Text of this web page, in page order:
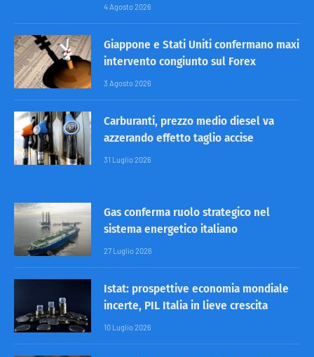
4 Agosto 2026
Giappone e Stati Uniti confermano maxi
intervento congiunto sul Forex
3 Agosto 2026
Carburanti, prezzo medio diesel va
azzerando effetto taglio accise
31 Luglio 2026
Gas conferma ruolo strategico nel
sistema energetico italiano
27 Luglio 2026
Istat: prospettive economia mondiale
incerte, PIL Italia in lieve crescita
10 Luglio 2026